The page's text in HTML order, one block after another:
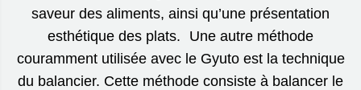
saveur des aliments, ainsi qu’une présentation
esthétique des plats. Une autre méthode
couramment utilisée avec le Gyuto est la technique
du balancier. Cette méthode consiste à balancer le